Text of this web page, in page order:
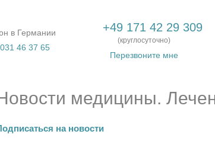
в Германии
46 37 65
+49 171 42 29 309
(круглосуточно)
Перезвоните мне
медицины.
на новости